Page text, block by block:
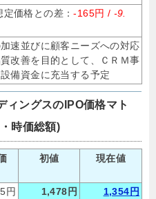
定価格との差：-165円 / -9.
速並びに顧客ニーズへの対応
改善を目的として、ＣＲＭ事
備資金に充当する予定
ィングスのIPO価格マト
時価総額)
初値 現在値
円
1,478円
1,354円